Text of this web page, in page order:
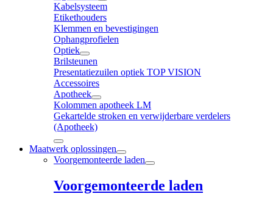
Kabelsysteem
Etikethouders
Klemmen en bevestigingen
Ophangprofielen
Optiek
Brilsteunen
Presentatiezuilen optiek TOP VISION
Accessoires
Apotheek
Kolommen apotheek LM
Gekartelde stroken en verwijderbare verdelers
(Apotheek)
Maatwerk oplossingen
Voorgemonteerde laden
Voorgemonteerde laden